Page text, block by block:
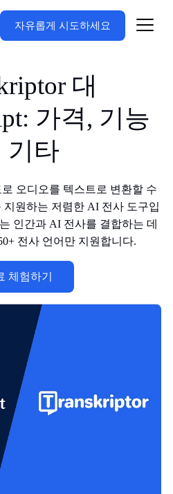
자유롭게 시도하세요
대
가격, 기능
기타
로 오디오를 텍스트로 변환할 수
지원하는 저렴한 AI 전사 도구입
인간과 AI 전사를 결합하는 데
전사 언어만 지원합니다.
체험하기